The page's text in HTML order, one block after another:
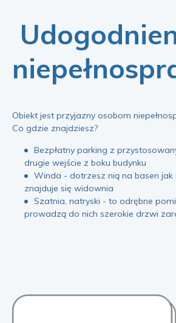
Obiekt jest przyjazny osobom
Co gdzie znajdziesz?
Bezpłatny parking z
drugie wejście z boku budynku
Winda - dotrzesz nią na basen
znajduje się widownia
Szatnia, natryski - to odrębne
prowadzą do nich szerokie drzwi